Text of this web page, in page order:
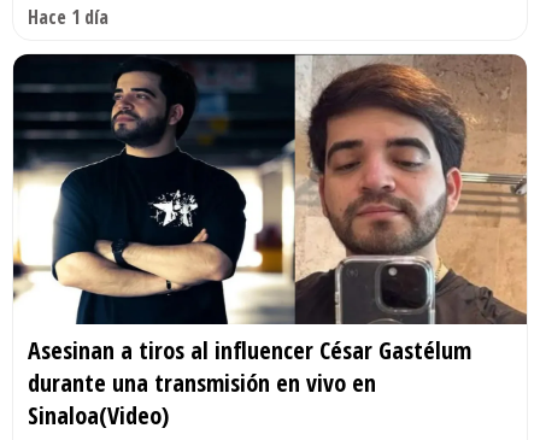
Hace 1 día
Asesinan a tiros al influencer César Gastélum
durante una transmisión en vivo en
Sinaloa(Video)